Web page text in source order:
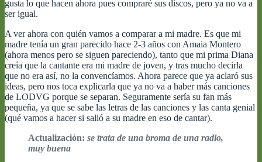
gusta lo que hacen ahora pues compraré sus discos, pero ya no va a
ser igual.
A ver ahora con quién vamos a comparar a mi madre. Es que mi
madre tenía un gran parecido hace 2-3 años con Amaia Montero
(ahora menos pero se siguen pareciendo), tanto que mi prima Diana
creía que la cantante era mi madre de joven, y tras mucho decirla
que no era así, no la convencíamos. Ahora parece que ya aclaró sus
ideas, pero nos toca explicarla que ya no va a haber más canciones
de LODVG porque se separan. Seguramente sería su fan más
pequeña, ya que se sabe las letras de las canciones y las canta genial
(qué vamos a hacer si salió a su madre en eso de cantar).
Actualización: se trata de una broma de una radio,
muy buena